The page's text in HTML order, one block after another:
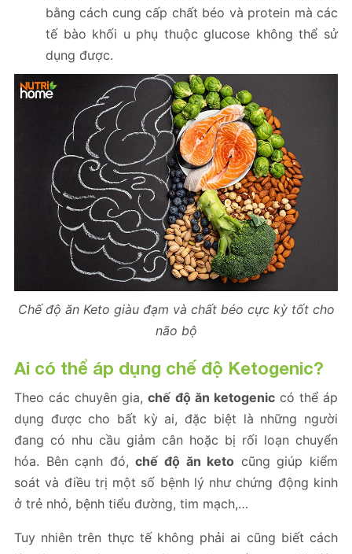
bằng cách cung cấp chất béo và protein mà các
tế bào khối u phụ thuộc glucose không thể sử
dụng được.
Chế độ ăn Keto giàu đạm và chất béo cực kỳ tốt cho
não bộ
Ai có thể áp dụng chế độ Ketogenic?
Theo các chuyên gia,chế độ ăn ketogeniccó thể áp
dụng được cho bất kỳ ai, đặc biệt là những người
đang có nhu cầu giảm cân hoặc bị rối loạn chuyển
hóa. Bên cạnh đó,chế độ ăn keto cũng giúp kiểm
soát và điều trị một số bệnh lý như chứng động kinh
ở trẻ nhỏ, bệnh tiểu đường, tim mạch,…
Tuy nhiên trên thực tế không phải ai cũng biết cách